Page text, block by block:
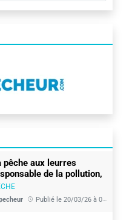
pêche aux leurres
de la pollution,
bientôt une solution
Publié le 20/03/26 à 07:16